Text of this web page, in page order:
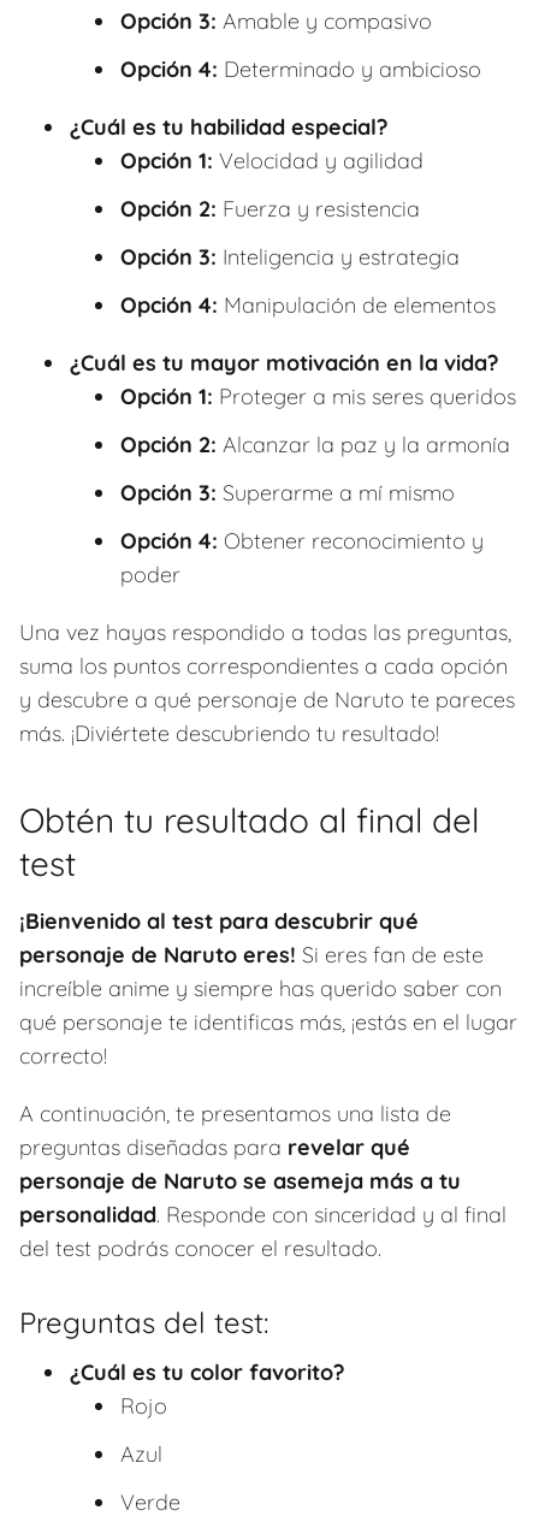
Opción 3: Amable y compasivo
Opción 4: Determinado y ambicioso
¿Cuál es tu habilidad especial?
Opción 1: Velocidad y agilidad
Opción 2: Fuerza y resistencia
Opción 3: Inteligencia y estrategia
Opción 4: Manipulación de elementos
¿Cuál es tu mayor motivación en la vida?
Opción 1: Proteger a mis seres queridos
Opción 2: Alcanzar la paz y la armonía
Opción 3: Superarme a mí mismo
Opción 4: Obtener reconocimiento y
poder
Una vez hayas respondido a todas las preguntas,
suma los puntos correspondientes a cada opción
y descubre a qué personaje de Naruto te pareces
más. ¡Diviértete descubriendo tu resultado!
Obtén tu resultado al final del
test
¡Bienvenido al test para descubrir qué
personaje de Naruto eres! Si eres fan de este
increíble anime y siempre has querido saber con
qué personaje te identificas más, ¡estás en el lugar
correcto!
A continuación, te presentamos una lista de
preguntas diseñadas para revelar qué
personaje de Naruto se asemeja más a tu
personalidad. Responde con sinceridad y al final
del test podrás conocer el resultado.
Preguntas del test:
¿Cuál es tu color favorito?
Rojo
Azul
Verde